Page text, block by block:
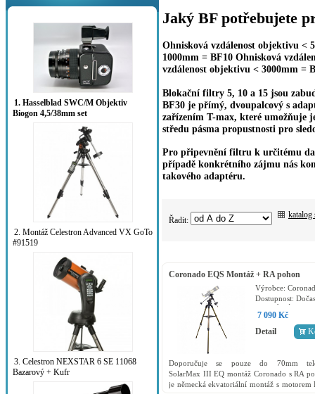
1. Hasselblad SWC/M Objektiv
Biogon 4,5/38mm set
2. Montáž Celestron Advanced VX GoTo
#91519
3. Celestron NEXSTAR 6 SE 11068
Bazarový + Kufr
Jaký BF potřebujete
Ohnisková vzdálenost objektivu <
1000mm = BF10 Ohnisková
vzdálenost objektivu < 3000mm =
Blokační filtry 5, 10 a 15 jsou
BF30 je přímý, dvoupalcový s
zařízením T-max, které umožňuje
středu pásma propustnosti pro
Pro připevnění filtru k určitému
případě konkrétního zájmu nás
takového adaptéru.
Řadit:
katalog
Coronado EQS Montáž + RA pohon
Výrobce:
Dostupnost:
vyprodaný
7 090 Kč
Detail
Doporučuje se pouze do 70mm
SolarMax III EQ montáž Coronado s RA
je německá ekvatoriální montáž s motorem